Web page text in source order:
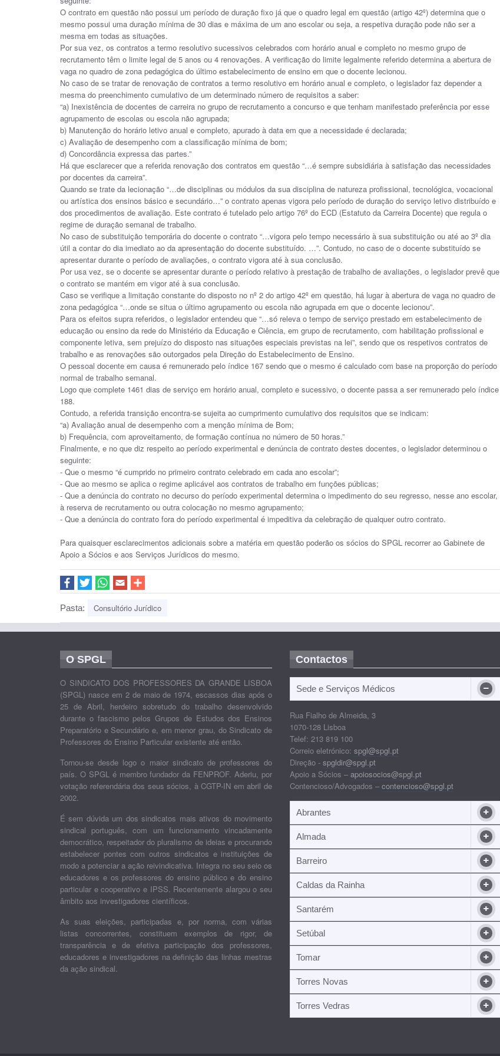
O contrato em questão não possui um período de duração fixo já que o quadro legal em questão (artigo 42º) determina que o
mesmo possui uma duração mínima de 30 dias e máxima de um ano escolar ou seja, a respetiva duração pode não ser a
mesma em todas as situações.
Por sua vez, os contratos a termo resolutivo sucessivos celebrados com horário anual e completo no mesmo grupo de
recrutamento têm o limite legal de 5 anos ou 4 renovações. A verificação do limite legalmente referido determina a abertura de
vaga no quadro de zona pedagógica do último estabelecimento de ensino em que o docente lecionou.
No caso de se tratar de renovação de contratos a termo resolutivo em horário anual e completo, o legislador faz depender a
mesma do preenchimento cumulativo de um determinado número de requisitos a saber:
“a) Inexistência de docentes de carreira no grupo de recrutamento a concurso e que tenham manifestado preferência por esse
agrupamento de escolas ou escola não agrupada;
b) Manutenção do horário letivo anual e completo, apurado à data em que a necessidade é declarada;
c) Avaliação de desempenho com a classificação mínima de bom;
d) Concordância expressa das partes.”
Há que esclarecer que a referida renovação dos contratos em questão “…é sempre subsidiária à satisfação das necessidades
por docentes da carreira”.
Quando se trate da lecionação “…de disciplinas ou módulos da sua disciplina de natureza profissional, tecnológica, vocacional
ou artística dos ensinos básico e secundário…” o contrato apenas vigora pelo período de duração do serviço letivo distribuído e
dos procedimentos de avaliação. Este contrato é tutelado pelo artigo 76º do ECD (Estatuto da Carreira Docente) que regula o
regime de duração semanal de trabalho.
No caso de substituição temporária do docente o contrato “…vigora pelo tempo necessário à sua substituição ou até ao 3º dia
útil a contar do dia imediato ao da apresentação do docente substituído. …”. Contudo, no caso de o docente substituído se
apresentar durante o período de avaliações, o contrato vigora até à sua conclusão.
Por usa vez, se o docente se apresentar durante o período relativo à prestação de trabalho de avaliações, o legislador prevê que
o contrato se mantém em vigor até à sua conclusão.
Caso se verifique a limitação constante do disposto no nº 2 do artigo 42º em questão, há lugar à abertura de vaga no quadro de
zona pedagógica “…onde se situa o último agrupamento ou escola não agrupada em que o docente lecionou”.
Para os efeitos supra referidos, o legislador entendeu que “…só releva o tempo de serviço prestado em estabelecimento de
educação ou ensino da rede do Ministério da Educação e Ciência, em grupo de recrutamento, com habilitação profissional e
componente letiva, sem prejuízo do disposto nas situações especiais previstas na lei”, sendo que os respetivos contratos de
trabalho e as renovações são outorgados pela Direção do Estabelecimento de Ensino.
O pessoal docente em causa é remunerado pelo índice 167 sendo que o mesmo é calculado com base na proporção do período
normal de trabalho semanal.
Logo que complete 1461 dias de serviço em horário anual, completo e sucessivo, o docente passa a ser remunerado pelo índice
188.
Contudo, a referida transição encontra-se sujeita ao cumprimento cumulativo dos requisitos que se indicam:
“a) Avaliação anual de desempenho com a menção mínima de Bom;
b) Frequência, com aproveitamento, de formação contínua no número de 50 horas.”
Finalmente, e no que diz respeito ao período experimental e denúncia de contrato destes docentes, o legislador determinou o
seguinte:
- Que o mesmo “é cumprido no primeiro contrato celebrado em cada ano escolar”;
- Que ao mesmo se aplica o regime aplicável aos contratos de trabalho em funções públicas;
- Que a denúncia do contrato no decurso do período experimental determina o impedimento do seu regresso, nesse ano escolar,
à reserva de recrutamento ou outra colocação no mesmo agrupamento;
- Que a denúncia do contrato fora do período experimental é impeditiva da celebração de qualquer outro contrato.
Para quaisquer esclarecimentos adicionais sobre a matéria em questão poderão os sócios do SPGL recorrer ao Gabinete de
Apoio a Sócios e aos Serviços Jurídicos do mesmo.
Pasta: Consultório Jurídico
O SPGL
O SINDICATO DOS PROFESSORES DA GRANDE LISBOA
(SPGL) nasce em 2 de maio de 1974, escassos dias após o
25 de Abril, herdeiro sobretudo do trabalho desenvolvido
durante o fascismo pelos Grupos de Estudos dos Ensinos
Preparatório e Secundário e, em menor grau, do Sindicato de
Professores do Ensino Particular existente até então.
Tornou-se desde logo o maior sindicato de professores do
país. O SPGL é membro fundador da FENPROF. Aderiu, por
votação referendária dos seus sócios, à CGTP-IN em abril de
2002.
É sem dúvida um dos sindicatos mais ativos do movimento
sindical português, com um funcionamento vincadamente
democrático, respeitador do pluralismo de ideias e procurando
estabelecer pontes com outros sindicatos e instituições de
modo a potenciar a ação reivindicativa. Integra no seu seio os
educadores e os professores do ensino público e do ensino
particular e cooperativo e IPSS. Recentemente alargou o seu
âmbito aos investigadores científicos.
As suas eleições, participadas e, por norma, com várias
listas concorrentes, constituem exemplos de rigor, de
transparência e de efetiva participação dos professores,
educadores e investigadores na definição das linhas mestras
da ação sindical.
Contactos
Sede e Serviços Médicos
Rua Fialho de Almeida, 3
1070-128 Lisboa
Telef: 213 819 100
Correio eletrónico: spgl@spgl.pt
Direção - spgldir@spgl.pt
Apoio a Sócios – apoiosocios@spgl.pt
Contencioso/Advogados – contencioso@spgl.pt
Abrantes
Almada
Barreiro
Caldas da Rainha
Santarém
Setúbal
Tomar
Torres Novas
Torres Vedras